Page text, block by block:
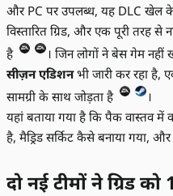
और PC पर उपलब्ध, यह DLC खेल
विस्तारित ग्रिड, और एक पूरी तरह से
है
। जिन लोगों ने बेस गेम नहीं
सीज़न एडिशनभी जारी कर रहा
सामग्री के साथ जोड़ता है
।
यहां बताया गया है कि पैक वास्तव में
है, मैड्रिड सर्किट कैसे बनाया गया,
दो नई टीमों ने ग्रिड